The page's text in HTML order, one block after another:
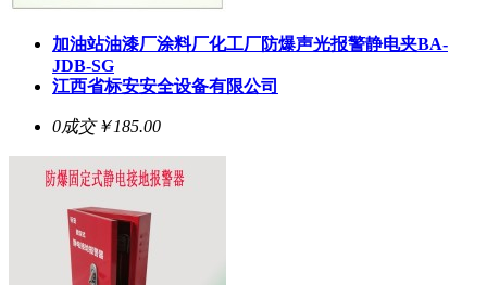
加油站油漆厂涂料厂化工厂防爆声光报警静电夹BA-
JDB-SG
江西省标安安全设备有限公司
0成交￥185.00